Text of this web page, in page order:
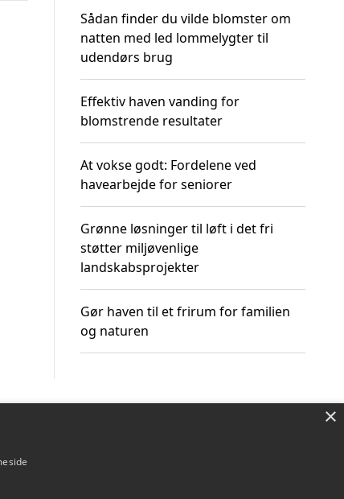
Sådan finder du vilde blomster om
natten med led lommelygter til
udendørs brug
Effektiv haven vanding for
blomstrende resultater
At vokse godt: Fordelene ved
havearbejde for seniorer
Grønne løsninger til løft i det fri
støtter miljøvenlige
landskabsprojekter
Gør haven til et frirum for familien
og naturen
×